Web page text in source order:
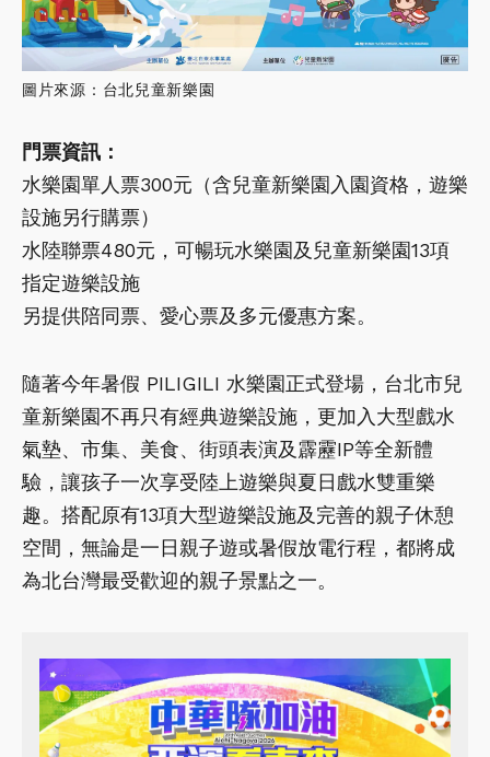
圖片來源：台北兒童新樂園
門票資訊：
水樂園單人票300元（含兒童新樂園入園資格，遊樂
設施另行購票）
水陸聯票480元，可暢玩水樂園及兒童新樂園13項
指定遊樂設施
另提供陪同票、愛心票及多元優惠方案。
隨著今年暑假 PILIGILI 水樂園正式登場，台北市兒
童新樂園不再只有經典遊樂設施，更加入大型戲水
氣墊、市集、美食、街頭表演及霹靂IP等全新體
驗，讓孩子一次享受陸上遊樂與夏日戲水雙重樂
趣。搭配原有13項大型遊樂設施及完善的親子休憩
空間，無論是一日親子遊或暑假放電行程，都將成
為北台灣最受歡迎的親子景點之一。